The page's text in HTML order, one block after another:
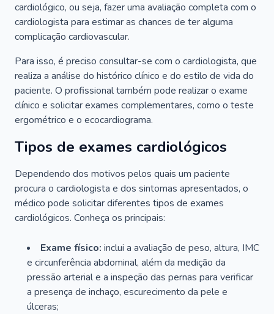
cardiológico, ou seja, fazer uma avaliação completa com o
cardiologista para estimar as chances de ter alguma
complicação cardiovascular.
Para isso, é preciso consultar-se com o cardiologista, que
realiza a análise do histórico clínico e do estilo de vida do
paciente. O profissional também pode realizar o exame
clínico e solicitar exames complementares, como o teste
ergométrico e o ecocardiograma.
Tipos de exames cardiológicos
Dependendo dos motivos pelos quais um paciente
procura o cardiologista e dos sintomas apresentados, o
médico pode solicitar diferentes tipos de exames
cardiológicos. Conheça os principais:
Exame físico: inclui a avaliação de peso, altura, IMC
e circunferência abdominal, além da medição da
pressão arterial e a inspeção das pernas para verificar
a presença de inchaço, escurecimento da pele e
úlceras;